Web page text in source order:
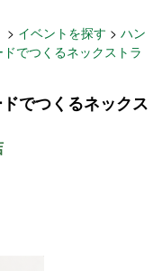
イベントを探す
ハン
でつくるネックストラ
でつくるネックス